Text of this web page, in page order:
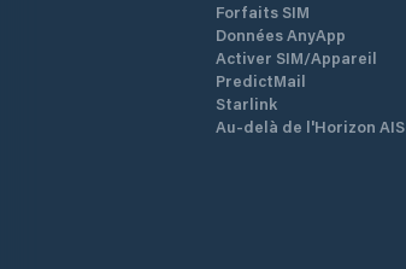
Forfaits SIM
Données AnyApp
Activer SIM/Appareil
PredictMail
Starlink
Au-delà de l'Horizon AIS